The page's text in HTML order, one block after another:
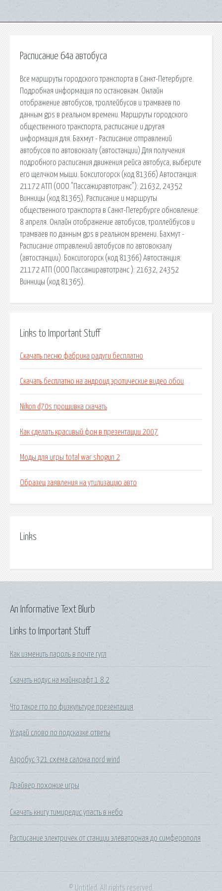
Расписание 64а автобуса
Все маршруты городского транспорта в Санкт-Петербурге.
Подробная информация по остановкам. Онлайн
отображение автобусов, троллейбусов и трамваев по
данным gps в реальном времени. Маршруты городского
общественного транспорта, расписание и другая
информация для. Бахмут - Расписание отправлений
автобусов по автовокзалу (автостанции) Для получения
подробного расписания движения рейса автобуса, выберите
его щелчком мыши. Бокситогорск (код 81366) Автостанция:
21172 АТП (ООО "Пассажиравтотранс"): 21632, 24352
Винницы (код 81365). Расписание и маршруты
общественного транспорта в Санкт-Петербурге обновление:
8 апреля. Онлайн отображение автобусов, троллейбусов и
трамваев по данным gps в реальном времени. Бахмут -
Расписание отправлений автобусов по автовокзалу
(автостанции). Бокситогорск (код 81366) Автостанция:
21172 АТП (ООО Пассажиравтотранс ): 21632, 24352
Винницы (код 81365).
Links to Important Stuff
Скачать песню фабрика радуги бесплатно
Скачать бесплатно на андроид эротические видео обои
Nikon d70s прошивка скачать
Как сделать красивый фон в презентации 2007
Моды для игры total war shogun 2
Образец заявления на утилизацию авто
Links
Links to Important Stuff
Как изменить пароль в почте гугл
Скачать нодус на майнкрафт 1 8 2
Что такое гто по физкультуре презентация
Угадай слово по подсказке ответы
Аэробус 321 схема салона nord wind
Драйвер похожие игры
Скачать книгу тимиредис упасть в небо
Расписание электричек от станции элеваторная до симферополя
An Informative Text Blurb
© Untitled. All rights reserved.